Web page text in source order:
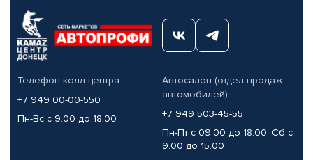
Телефон колл-центра
+7 949 00-00-550
Пн-Вс с 9.00 до 18.00
Автосалон (отдел продаж
автомобилей)
+7 949 503-45-55
Пн-Пт с 09.00 до 18.00, Сб с
9.00 до 15.00